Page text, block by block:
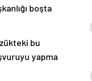
boşta
bu
yapma